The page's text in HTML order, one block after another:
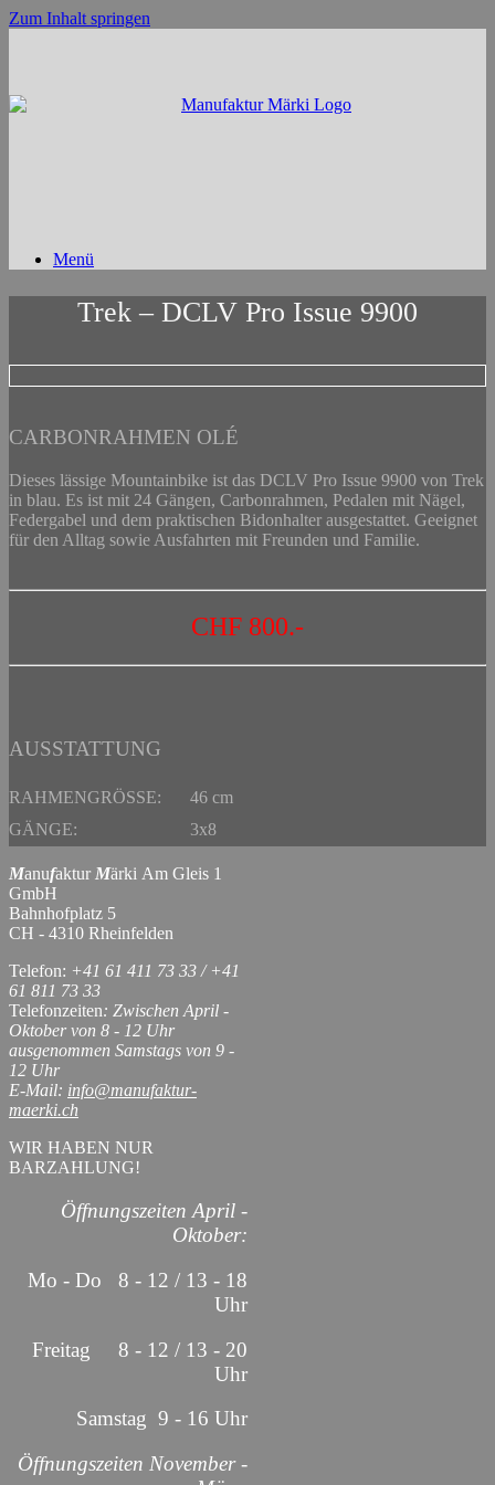
Zum Inhalt springen
Menü
Trek – DCLV Pro Issue 9900
CARBONRAHMEN OLÉ
Dieses lässige Mountainbike ist das DCLV Pro Issue 9900 von Trek
in blau. Es ist mit 24 Gängen, Carbonrahmen, Pedalen mit Nägel,
Federgabel und dem praktischen Bidonhalter ausgestattet. Geeignet
für den Alltag sowie Ausfahrten mit Freunden und Familie.
CHF 800.-
AUSSTATTUNG
RAHMENGRÖSSE:
46 cm
GÄNGE:
3x8
Manufaktur Märki Am Gleis 1
GmbH
Bahnhofplatz 5
CH - 4310 Rheinfelden
Telefon: +41 61 411 73 33 / +41
61 811 73 33
Telefonzeiten: Zwischen April -
Oktober von 8 - 12 Uhr
ausgenommen Samstags von 9 -
12 Uhr
E-Mail: info@manufaktur-
maerki.ch
WIR HABEN NUR
BARZAHLUNG!
Öffnungszeiten April -
Oktober:
Mo - Do 8 - 12 / 13 - 18
Uhr
Freitag 8 - 12 / 13 - 20
Uhr
Samstag 9 - 16 Uhr
Öffnungszeiten November -